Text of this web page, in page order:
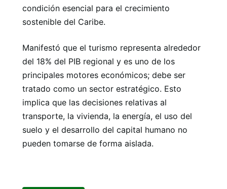
condición esencial para el crecimiento
sostenible del Caribe.
Manifestó que el turismo representa alrededor
del 18% del PIB regional y es uno de los
principales motores económicos; debe ser
tratado como un sector estratégico. Esto
implica que las decisiones relativas al
transporte, la vivienda, la energía, el uso del
suelo y el desarrollo del capital humano no
pueden tomarse de forma aislada.